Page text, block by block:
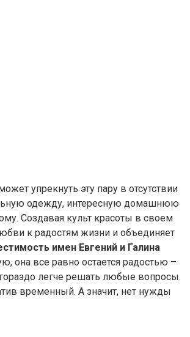
упрекнуть эту пару в отсутствии
одежду, интересную домашнюю
Создавая культ красоты в своем
к радостям жизни и объединяет
имен Евгений и Галина
она все равно остается радостью –
легче решать любые вопросы.
временный. А значит, нет нужды